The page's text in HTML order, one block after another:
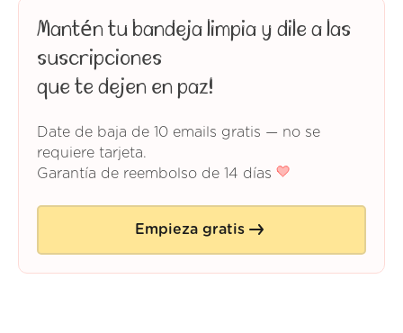
Mantén tu bandeja limpia y dile a las
suscripciones
que te dejen en paz!
Date de baja de 10 emails gratis — no se
requiere tarjeta.
Garantía de reembolso de 14 días
Empieza gratis